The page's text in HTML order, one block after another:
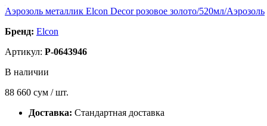
Аэрозоль металлик Elcon Decor розовое золото/520мл/Аэрозоль
Бренд: Elcon
Артикул: P-0643946
В наличии
88 660 сум / шт.
Доставка: Стандартная доставка